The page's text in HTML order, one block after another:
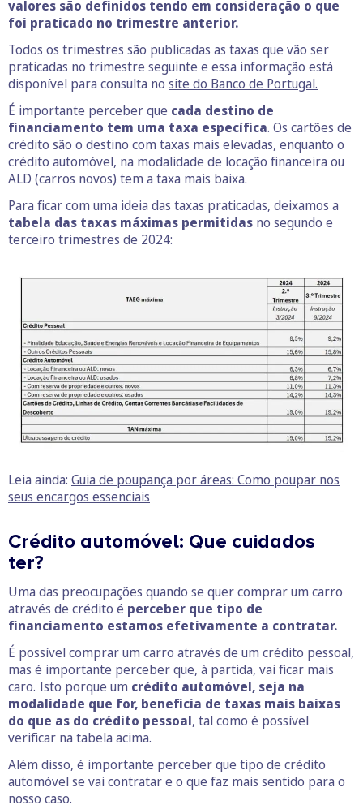
valores são definidos tendo em consideração o que
foi praticado no trimestre anterior.
Todos os trimestres são publicadas as taxas que vão ser
praticadas no trimestre seguinte e essa informação está
disponível para consulta no site do Banco de Portugal.
É importante perceber que cada destino de
financiamento tem uma taxa específica. Os cartões de
crédito são o destino com taxas mais elevadas, enquanto o
crédito automóvel, na modalidade de locação financeira ou
ALD (carros novos) tem a taxa mais baixa.
Para ficar com uma ideia das taxas praticadas, deixamos a
tabela das taxas máximas permitidas no segundo e
terceiro trimestres de 2024:
Leia ainda: Guia de poupança por áreas: Como poupar nos
seus encargos essenciais
Crédito automóvel: Que cuidados
ter?
Uma das preocupações quando se quer comprar um carro
através de crédito é perceber que tipo de
financiamento estamos efetivamente a contratar.
É possível comprar um carro através de um crédito pessoal,
mas é importante perceber que, à partida, vai ficar mais
caro. Isto porque um crédito automóvel, seja na
modalidade que for, beneficia de taxas mais baixas
do que as do crédito pessoal, tal como é possível
verificar na tabela acima.
Além disso, é importante perceber que tipo de crédito
automóvel se vai contratar e o que faz mais sentido para o
nosso caso.